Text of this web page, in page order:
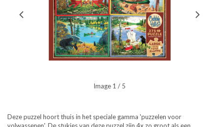
Image 1 / 5
Deze puzzel hoort thuis in het speciale gamma 'puzzelen voor